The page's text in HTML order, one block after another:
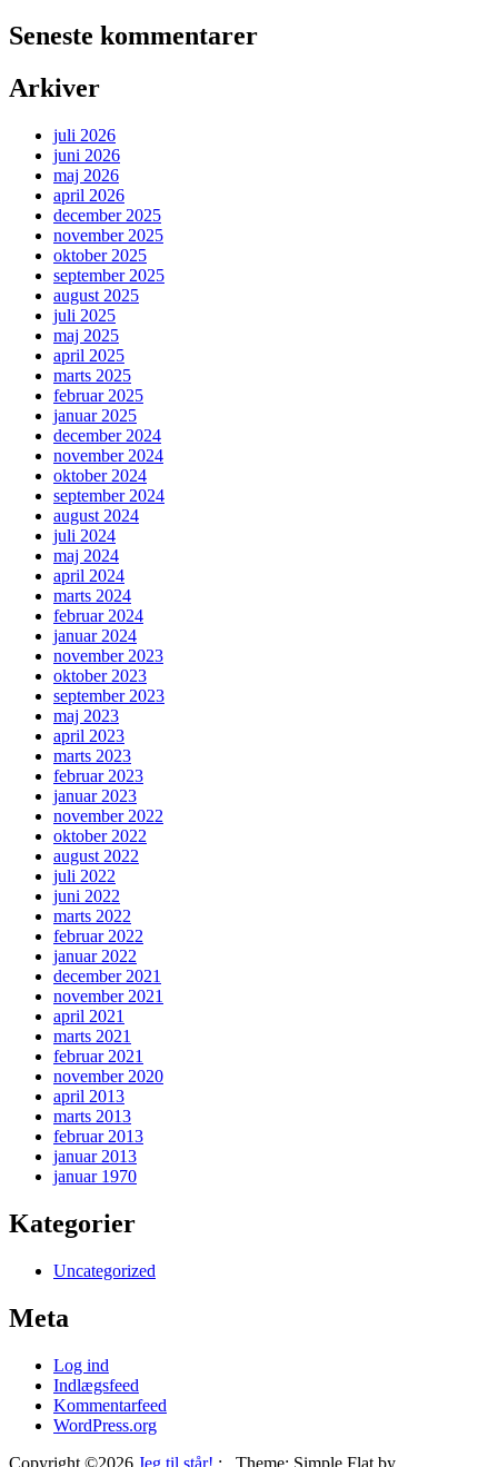
Seneste kommentarer
Arkiver
juli 2026
juni 2026
maj 2026
april 2026
december 2025
november 2025
oktober 2025
september 2025
august 2025
juli 2025
maj 2025
april 2025
marts 2025
februar 2025
januar 2025
december 2024
november 2024
oktober 2024
september 2024
august 2024
juli 2024
maj 2024
april 2024
marts 2024
februar 2024
januar 2024
november 2023
oktober 2023
september 2023
maj 2023
april 2023
marts 2023
februar 2023
januar 2023
november 2022
oktober 2022
august 2022
juli 2022
juni 2022
marts 2022
februar 2022
januar 2022
december 2021
november 2021
april 2021
marts 2021
februar 2021
november 2020
april 2013
marts 2013
februar 2013
januar 2013
januar 1970
Kategorier
Uncategorized
Meta
Log ind
Indlægsfeed
Kommentarfeed
WordPress.org
Copyright ©2026 Jeg til står! : . Theme: Simple Flat by